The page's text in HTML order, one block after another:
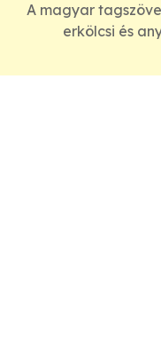
A magyar
erkölcsi és